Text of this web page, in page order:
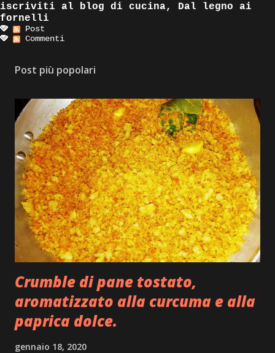
iscriviti al blog di cucina, Dal legno ai
fornelli
Post
Commenti
Post più popolari
Crumble di pane tostato,
aromatizzato alla curcuma e alla
paprica dolce.
gennaio 18, 2020